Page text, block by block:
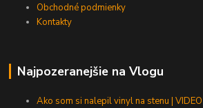
Obchodné podmienky
Kontakty
Najpozeranejšie na Vlogu
Ako som si nalepil vinyl na stenu | VIDEO